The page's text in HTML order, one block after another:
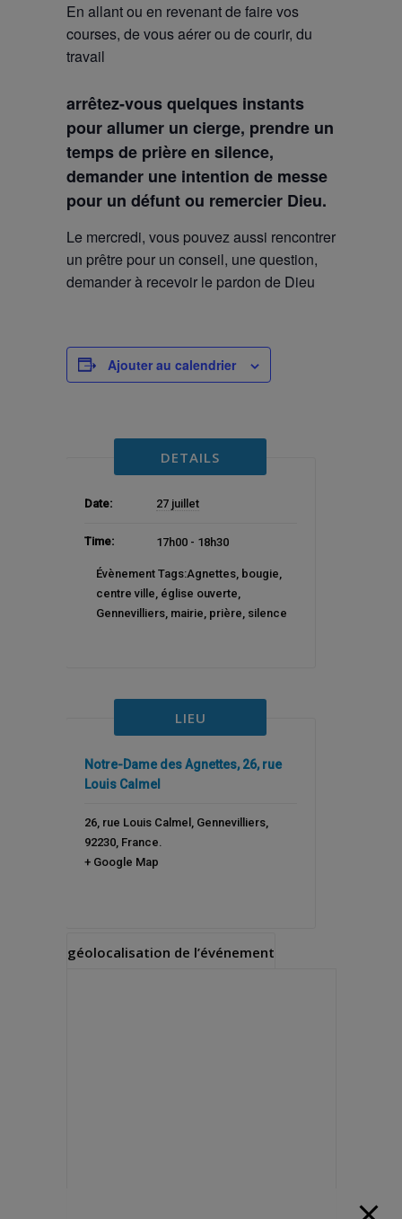
En allant ou en revenant de faire vos
courses, de vous aérer ou de courir, du
travail
arrêtez-vous quelques instants
pour allumer un cierge, prendre un
temps de prière en silence,
demander une intention de messe
pour un défunt ou remercier Dieu.
Le mercredi, vous pouvez aussi rencontrer
un prêtre pour un conseil, une question,
demander à recevoir le pardon de Dieu
Ajouter au calendrier
DETAILS
Date: 27 juillet
Time: 17h00 - 18h30
Évènement Tags:Agnettes, bougie
centre ville église ouverte
Gennevilliers, mairie prière silence
LIEU
Notre-Dame des Agnettes, 26, rue
Louis Calmel
26, rue Louis Calmel Gennevilliers,
92230, France
+ Google Map
géolocalisation de l’événement